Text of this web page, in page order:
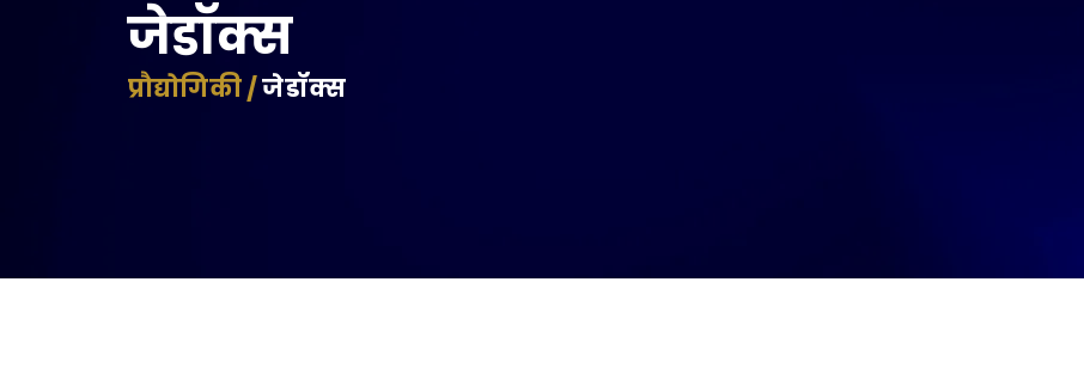
जेडॉक्स
प्रौद्योगिकी /जेडॉक्स